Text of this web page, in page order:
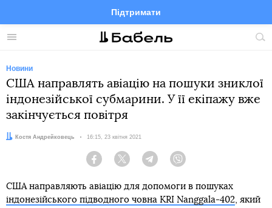
Меню
Підтримати
FacebookTelegramTwitter
Новини
США направлять авіацію на пошуки зниклої
індонезійської субмарини. У її екіпажу вже
закінчується повітря
Автор:Костя Андрейковець Дата:
16:15, 23 квітня 2021
Facebook Twitter Telegram
США направляють авіацію для допомоги в пошуках
індонезійського підводного човна KRI Nanggala-402, який